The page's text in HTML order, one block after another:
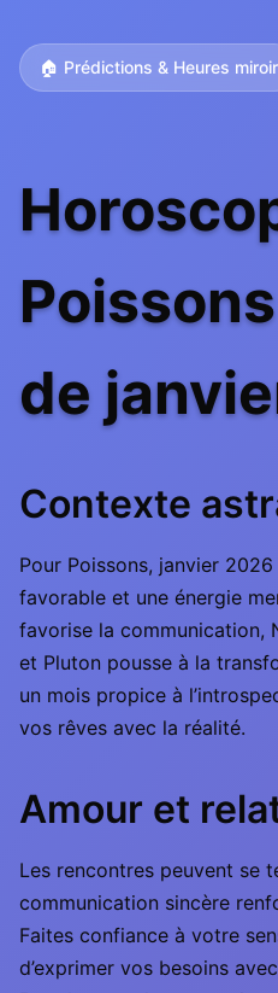
🏠 Prédictions & Heures miroir
de
Contexte
Pour Poissons, janvier 2026
favorable et une énergie
favorise la communication,
et Pluton pousse à la
un mois propice à
vos rêves avec la réalité.
Amour et
Les rencontres peuvent se
communication sincère
Faites confiance à votre
d’exprimer vos besoins